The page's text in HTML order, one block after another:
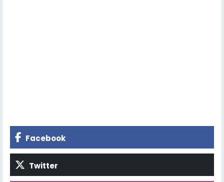
Facebook
Twitter